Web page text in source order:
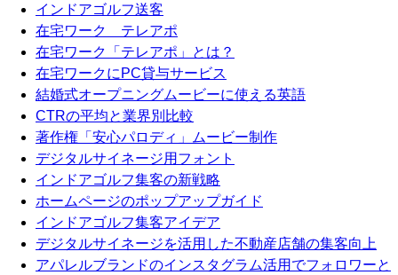
インドアゴルフ送客
在宅ワーク テレアポ
在宅ワーク「テレアポ」とは？
在宅ワークにPC貸与サービス
結婚式オープニングムービーに使える英語
CTRの平均と業界別比較
著作権「安心パロディ」ムービー制作
デジタルサイネージ用フォント
インドアゴルフ集客の新戦略
ホームページのポップアップガイド
インドアゴルフ集客アイデア
デジタルサイネージを活用した不動産店舗の集客向上
アパレルブランドのインスタグラム活用でフォロワーと